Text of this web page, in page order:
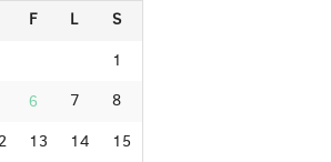
F L
S
1
6 7
8
13 14
15